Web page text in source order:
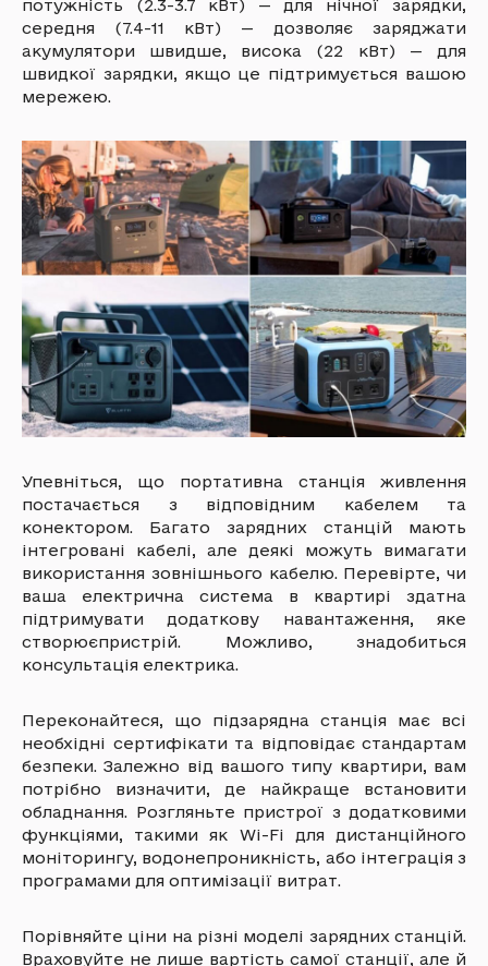
потужність (2.3-3.7 кВт) — для нічної зарядки,
середня (7.4-11 кВт) — дозволяє заряджати
акумулятори швидше, висока (22 кВт) — для
швидкої зарядки, якщо це підтримується вашою
мережею.
Упевніться, що портативна станція живлення
постачається з відповідним кабелем та
конектором. Багато зарядних станцій мають
інтегровані кабелі, але деякі можуть вимагати
використання зовнішнього кабелю. Перевірте, чи
ваша електрична система в квартирі здатна
підтримувати додаткову навантаження, яке
створюєпристрій. Можливо, знадобиться
консультація електрика.
Переконайтеся, що підзарядна станція має всі
необхідні сертифікати та відповідає стандартам
безпеки. Залежно від вашого типу квартири, вам
потрібно визначити, де найкраще встановити
обладнання. Розгляньте пристрої з додатковими
функціями, такими як Wi-Fi для дистанційного
моніторингу, водонепроникність, або інтеграція з
програмами для оптимізації витрат.
Порівняйте ціни на різні моделі зарядних станцій.
Враховуйте не лише вартість самої станції, але й